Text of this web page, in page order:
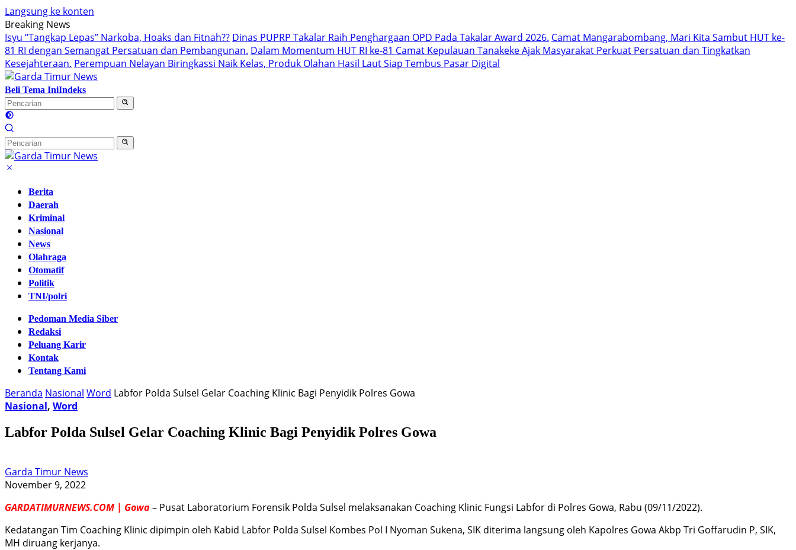
Langsung ke konten
Breaking News
Isyu “Tangkap Lepas” Narkoba, Hoaks dan Fitnah?? Dinas PUPRP Takalar Raih Penghargaan OPD Pada Takalar Award 2026. Camat Mangarabombang, Mari Kita Sambut HUT ke-
81 RI dengan Semangat Persatuan dan Pembangunan.‍ Dalam Momentum HUT RI ke-81 Camat Kepulauan Tanakeke Ajak Masyarakat Perkuat Persatuan dan Tingkatkan
Kesejahteraan. Perempuan Nelayan Biringkassi Naik Kelas, Produk Olahan Hasil Laut Siap Tembus Pasar Digital
Beli Tema IniIndeks
Berita
Daerah
Kriminal
Nasional
News
Olahraga
Otomatif
Politik
TNI/polri
Pedoman Media Siber
Redaksi
Peluang Karir
Kontak
Tentang Kami
Beranda Nasional Word Labfor Polda Sulsel Gelar Coaching Klinic Bagi Penyidik Polres Gowa
Nasional, Word
Labfor Polda Sulsel Gelar Coaching Klinic Bagi Penyidik Polres Gowa
Garda Timur News
November 9, 2022
GARDATIMURNEWS.COM | Gowa– Pusat Laboratorium Forensik Polda Sulsel melaksanakan Coaching Klinic Fungsi Labfor di Polres Gowa, Rabu (09/11/2022).
Kedatangan Tim Coaching Klinic dipimpin oleh Kabid Labfor Polda Sulsel Kombes Pol I Nyoman Sukena, SIK diterima langsung oleh Kapolres Gowa Akbp Tri Goffarudin P, SIK,
MH diruang kerjanya.